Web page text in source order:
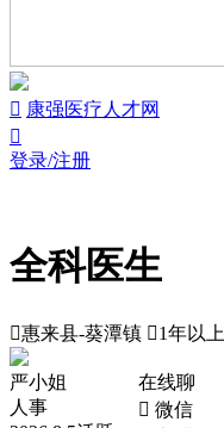
 康强医疗人才网

登录/注册
全科医生
惠来县-葵潭镇 1年以上
严小姐
人事
在线聊
 微信